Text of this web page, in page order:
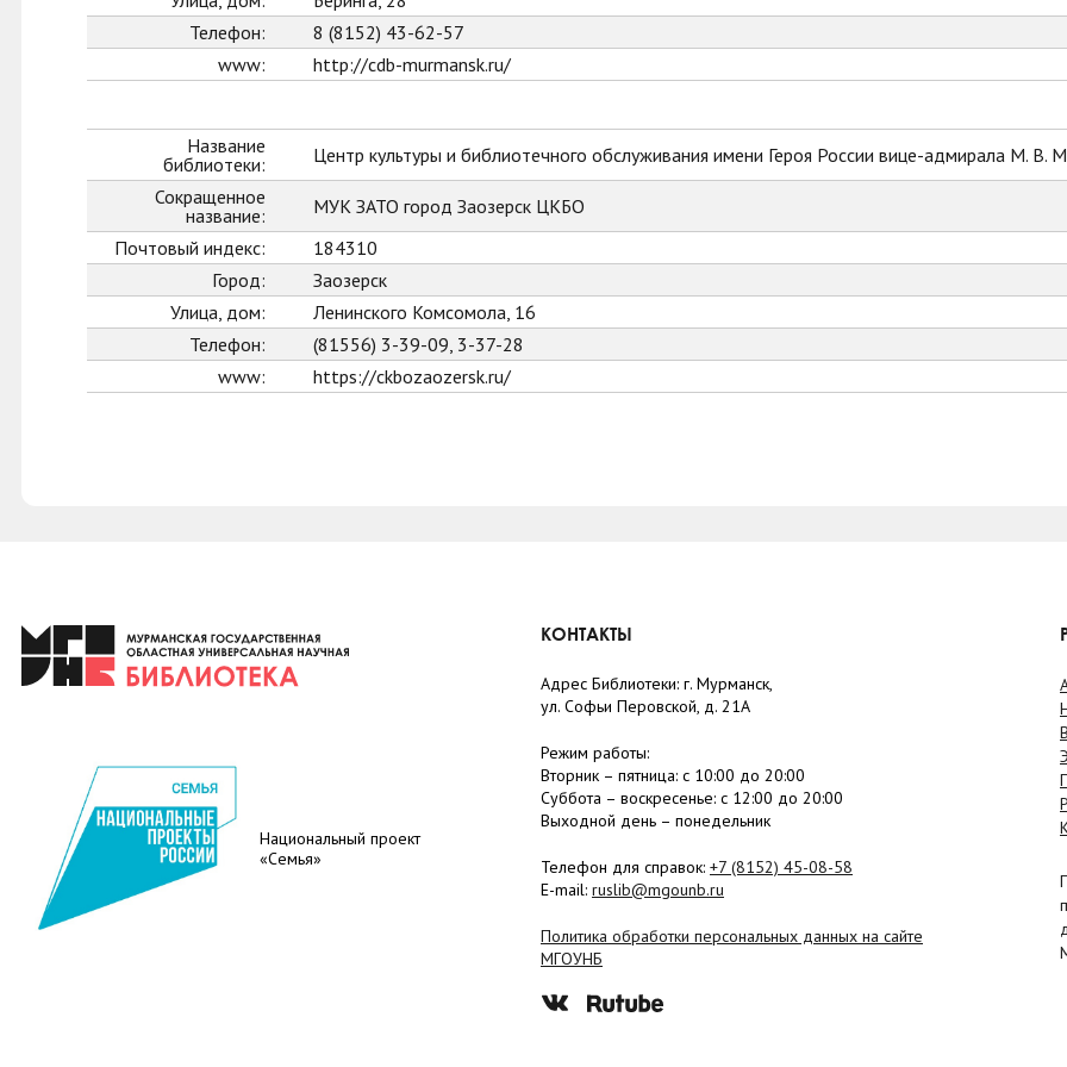
Телефон:
8 (8152) 43-62-57
www:
http://cdb-murmansk.ru/
Название
библиотеки:
Центр культуры и библиотечного обслуживания имени Героя России вице-адмирала М. В.
Сокращенное
название:
МУК ЗАТО город Заозерск ЦКБО
Почтовый индекс:
184310
Город:
Заозерск
Улица, дом:
Ленинского Комсомола, 16
Телефон:
(81556) 3-39-09, 3-37-28
www:
https://ckbozaozersk.ru/
Национальный проект
«Семья»
КОНТАКТЫ
Адрес Библиотеки: г. Мурманск,
ул. Софьи Перовской, д. 21А
Режим работы:
Вторник – пятница: с 10:00 до 20:00
Суббота – воскресенье: c 12:00 до 20:00
Выходной день – понедельник
Телефон для справок: +7 (8152) 45-08-58
E-mail: ruslib@mgounb.ru
Политика обработки персональных данных на сайте
МГОУНБ